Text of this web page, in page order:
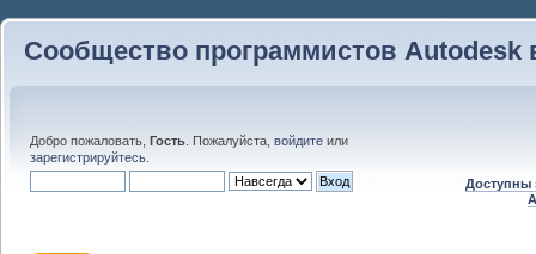
Сообщество программистов Autodesk
Добро пожаловать, Гость . Пожалуйста, войдите или
зарегистрируйтесь
Доступны